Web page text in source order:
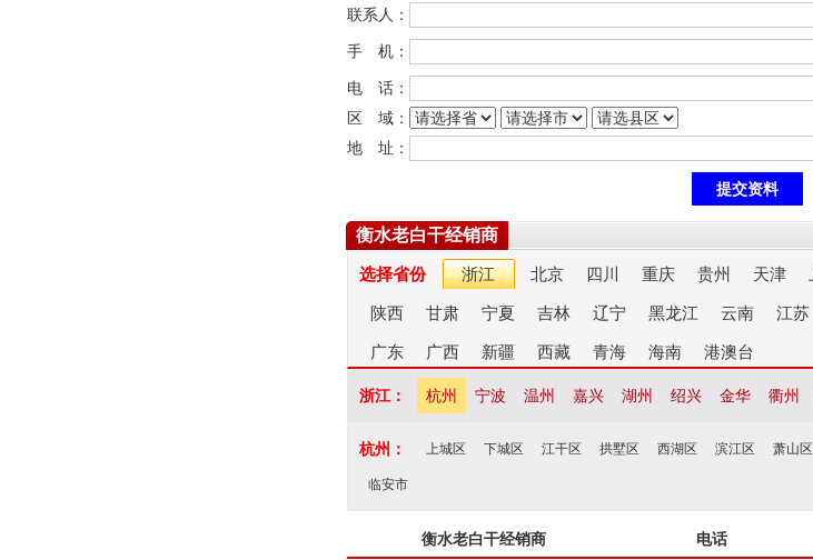
联系人：
手 机：
电 话：
区 域：
地 址：
衡水老白干经销商
选择省份 浙江 北京 四川 重庆 贵州 天津
陕西 甘肃 宁夏 吉林 辽宁 黑龙江 云南 江苏
广东 广西 新疆 西藏 青海 海南 港澳台
浙江： 杭州 宁波 温州 嘉兴 湖州 绍兴 金华 衢州
杭州： 上城区 下城区 江干区 拱墅区 西湖区 滨江区 萧山区
临安市
衡水老白干经销商 电话